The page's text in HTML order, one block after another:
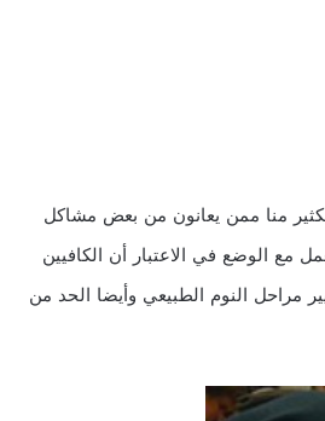
منا ممن يعانون من بعض مشاكل
مع الوضع في الاعتبار أن الكافيين
مراحل النوم الطبيعي وأيضا الحد من